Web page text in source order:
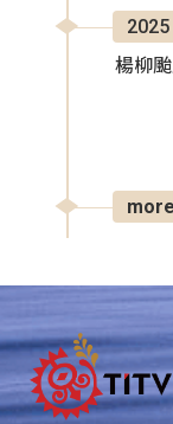
2025
楊柳
more